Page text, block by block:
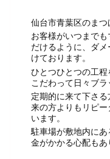
仙台市青葉区のま
お客様がいつまで
だけるように、ダ
けております。
ひとつひとつの工
こだわって日々ブラ
定期的に来て下さ
来の方よりもリピ
います。
駐車場が敷地内に
金がかかる心配もあ